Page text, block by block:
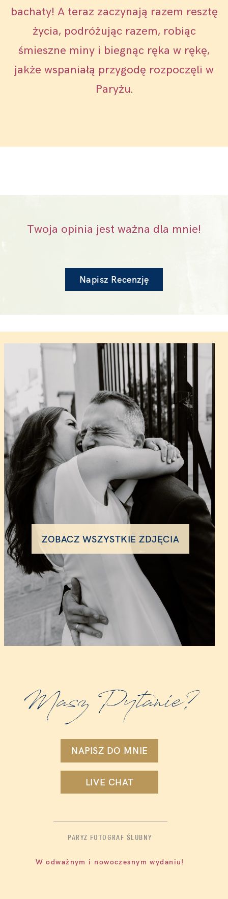
bachaty! A teraz zaczynają razem resztę
życia, podróżując razem, robiąc
śmieszne miny i biegnąc ręka w rękę,
jakże wspaniałą przygodę rozpoczęli w
Paryżu.
Twoja opinia jest ważna dla mnie!
Napisz Recenzjȩ
Masz Pytanie?
NAPISZ DO MNIE
LIVE CHAT
ZOBACZ WSZYSTKIE ZDJĘCIA
PARYŻ FOTOGRAF ŚLUBNY
W odważnym i nowoczesnym wydaniu!